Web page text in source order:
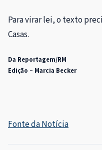
Para virar lei, o texto
Casas.
Da Reportagem/RM
Edição – Marcia Becker
Fonte da Notícia